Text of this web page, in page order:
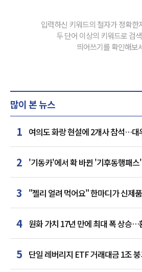
입력하신 키워드의 철자가 정확한
두 단어 이상의 키워드로 검
띄어쓰기를 확인해보
많이 본 뉴스
1 여의도 화랑 현설에 2개사 참석…대
거점 확보하나
2 '기동카'에서 확 바뀐 '기후동행패
카드사 경쟁
3
"젤리 얼려 먹어요" 한마디가 신제
된 SNS
4 원화 가치 17년 만에 최대 폭 상승
5 단일 레버리지 ETF 거래대금 1조